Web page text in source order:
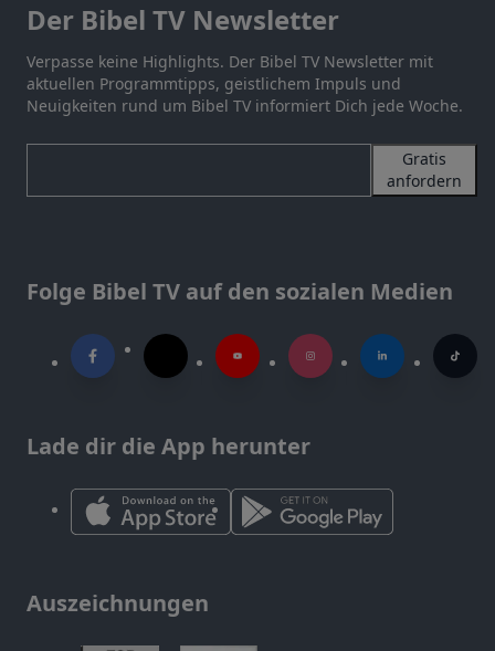
Der Bibel TV Newsletter
Verpasse keine Highlights. Der Bibel TV Newsletter mit
aktuellen Programmtipps, geistlichem Impuls und
Neuigkeiten rund um Bibel TV informiert Dich jede Woche.
Gratis
anfordern
Folge Bibel TV auf den sozialen Medien
Lade dir die App herunter
Auszeichnungen